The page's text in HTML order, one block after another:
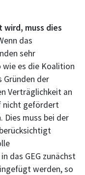
wird, muss dies
das
sehr
es die Koalition
Gründen der
Verträglichkeit an
nicht gefördert
muss bei der
das GEG zunächst
werden, so